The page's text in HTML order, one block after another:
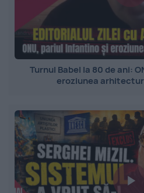
Turnul Babel la 80 de ani:
eroziunea